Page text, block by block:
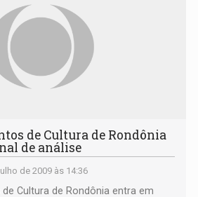
de Cultura de Rondônia
de análise
de 2009 às 14:36
Cultura de Rondônia entra em